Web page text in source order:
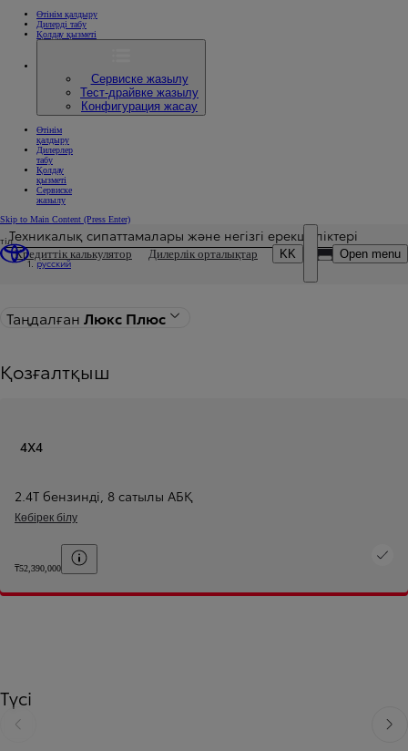
Өтінім қалдыру
Дилерді табу
Қолдау қызметі
Сервиске жазылу
Тест-драйвке жазылу
Конфигурация жасау
Өтінім
қалдыру
Дилерлер
табу
Қолдау
қызметі
Сервиске
жазылу
Skip to Main Content (Press Enter)
Кредиттік калькулятор Дилерлік орталықтар
DEALER NAME
KK
тіл
русский
Open menu
Баға жаңартылды Сіздің жинақтамаңыздың бағасы 52 390 000 ₸
Техникалық сипаттамалары және негізгі ерекшеліктері
Таңдалған Люкс Плюс
Қозғалтқыш
4X4
2.4T бензинді, 8 сатылы АБҚ
Көбірек білу
₸52,390,000
Түсі
Slide Previous